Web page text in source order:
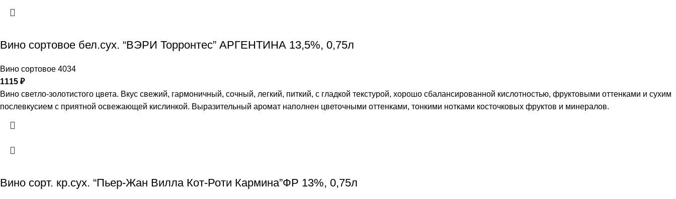
Вино сортовое бел.сух. “ВЭРИ Торронтес” АРГЕНТИНА 13,5%, 0,75л
Вино сортовое 4034
1115 ₽
Вино светло-золотистого цвета. Вкус свежий, гармоничный, сочный, легкий, питкий, с гладкой текстурой, хорошо сбалансированной кислотностью, фруктовыми оттенками и сухим
послевкусием с приятной освежающей кислинкой. Выразительный аромат наполнен цветочными оттенками, тонкими нотками косточковых фруктов и минералов.
Вино сорт. кр.сух. “Пьер-Жан Вилла Кот-Роти Кармина”ФР 13%, 0,75л